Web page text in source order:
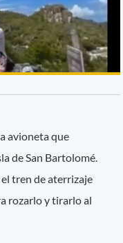
avioneta que
de San Bartolomé.
tren de aterrizaje
rozarlo y tirarlo al